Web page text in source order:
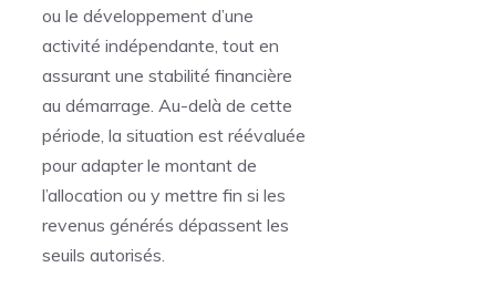
ou le développement d’une
activité indépendante, tout en
assurant une stabilité financière
au démarrage. Au-delà de cette
période, la situation est réévaluée
pour adapter le montant de
l’allocation ou y mettre fin si les
revenus générés dépassent les
seuils autorisés.